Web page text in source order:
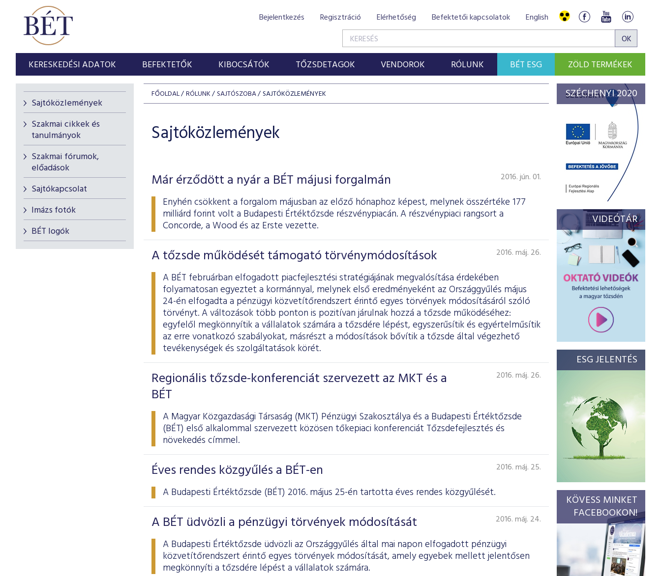
Bejelentkezés Regisztráció Elérhetőség Befektetői kapcsolatok English
KERESKEDÉSI ADATOK BEFEKTETŐK KIBOCSÁTÓK TŐZSDETAGOK VENDOROK RÓLUNK BÉT ESG ZÖLD TERMÉKEK
Sajtóközlemények
Szakmai cikkek és
tanulmányok
Szakmai fórumok,
előadások
Sajtókapcsolat
Imázs fotók
BÉT logók
FŐOLDAL RÓLUNK SAJTÓSZOBA SAJTÓKÖZLEMÉNYEK
Sajtóközlemények
Már érződött a nyár a BÉT májusi forgalmán 2016. jún. 01.
Enyhén csökkent a forgalom májusban az előző hónaphoz képest, melynek összértéke 177
milliárd forint volt a Budapesti Értéktőzsde részvénypiacán. A részvénypiaci rangsort a
Concorde, a Wood és az Erste vezette.
A tőzsde működését támogató törvénymódosítások 2016. máj. 26.
A BÉT februárban elfogadott piacfejlesztési stratégiájának megvalósítása érdekében
folyamatosan egyeztet a kormánnyal, melynek első eredményeként az Országgyűlés május
24-én elfogadta a pénzügyi közvetítőrendszert érintő egyes törvények módosításáról szóló
törvényt. A változások több ponton is pozitívan járulnak hozzá a tőzsde működéséhez:
egyfelől megkönnyítik a vállalatok számára a tőzsdére lépést, egyszerűsítik és egyértelműsítik
az erre vonatkozó szabályokat, másrészt a módosítások bővítik a tőzsde által végezhető
tevékenységek és szolgáltatások körét.
Regionális tőzsde-konferenciát szervezett az MKT és a
BÉT
2016. máj. 26.
A Magyar Közgazdasági Társaság (MKT) Pénzügyi Szakosztálya és a Budapesti Értéktőzsde
(BÉT) első alkalommal szervezett közösen tőkepiaci konferenciát Tőzsdefejlesztés és
növekedés címmel.
Éves rendes közgyűlés a BÉT-en 2016. máj. 25.
A Budapesti Értéktőzsde (BÉT) 2016. május 25-én tartotta éves rendes köz­gyűlését.
A BÉT üdvözli a pénzügyi törvények módosítását 2016. máj. 24.
A Budapesti Értéktőzsde üdvözli az Országgyűlés által mai napon elfogadott pénzügyi
közvetítőrendszert érintő egyes törvények módosítását, amely egyebek mellett jelentősen
megkönnyíti a tőzsdére lépést a vállalatok számára.
SZÉCHENYI 2020
VIDEÓTÁR
ESG JELENTÉS
KÖVESS MINKET
FACEBOOKON!